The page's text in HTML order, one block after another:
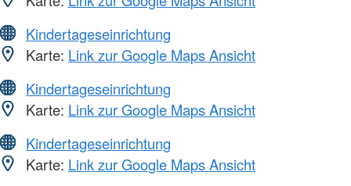
Kindertageseinrichtung
Karte: Link zur Google Maps Ansicht
Kindertageseinrichtung
Karte: Link zur Google Maps Ansicht
Kindertageseinrichtung
Karte: Link zur Google Maps Ansicht